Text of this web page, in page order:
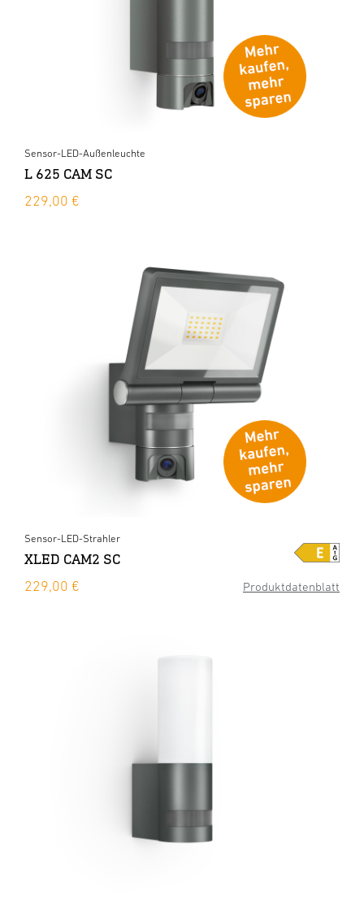
Sensor-LED-Außenleuchte
L 625 CAM SC
229,00 €
Produktdatenblatt
Sensor-LED-Strahler
XLED CAM2 SC
229,00 €